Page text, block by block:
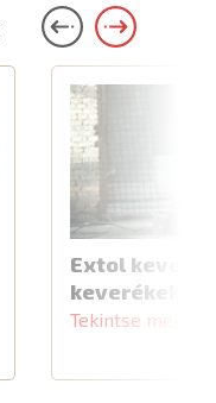
Extol
Tekintse meg a